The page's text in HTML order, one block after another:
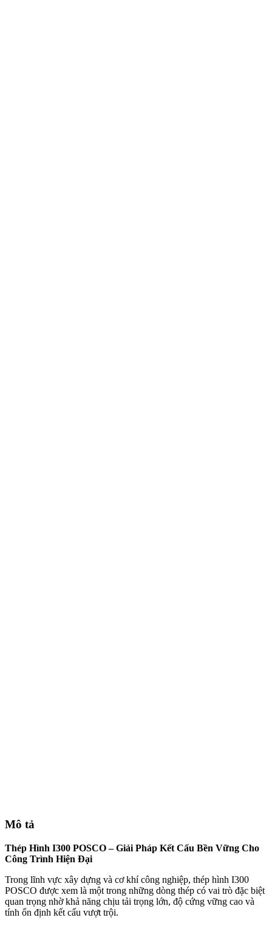
Mô tả
Thép Hình I300 POSCO – Giải Pháp Kết Cấu Bền Vững Cho
Công Trình Hiện Đại
Trong lĩnh vực xây dựng và cơ khí công nghiệp, thép hình I300
POSCO được xem là một trong những dòng thép có vai trò đặc biệt
quan trọng nhờ khả năng chịu tải trọng lớn, độ cứng vững cao và
tính ổn định kết cấu vượt trội.